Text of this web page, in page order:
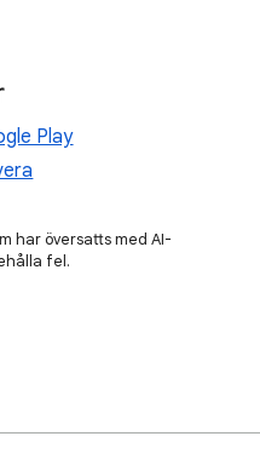
Play
har översatts med AI-
fel.